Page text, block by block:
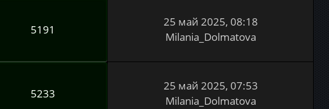
5191
25 май 2025, 08:18
Milania_Dolmatova
5233
25 май 2025, 07:53
Milania_Dolmatova